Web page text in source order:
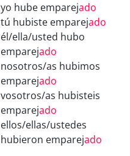
yo hube emparejado
tú hubiste emparejado
él/ella/usted hubo
emparejado
nosotros/as hubimos
emparejado
vosotros/as hubisteis
emparejado
ellos/ellas/ustedes
hubieron emparejado